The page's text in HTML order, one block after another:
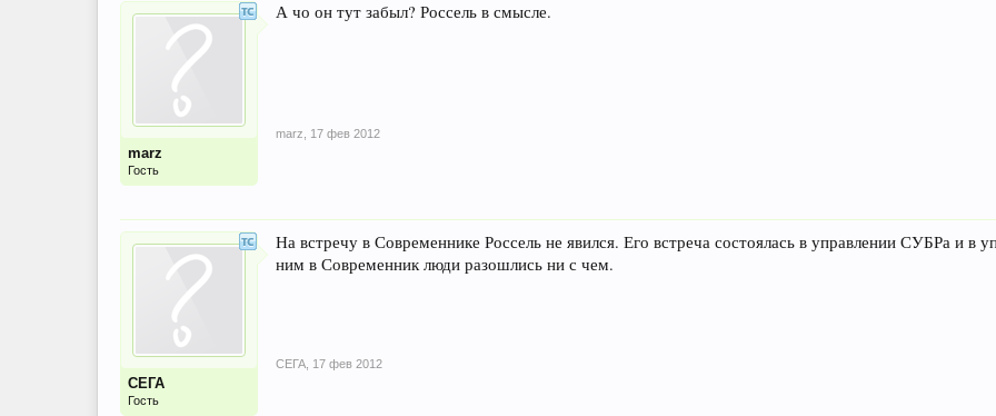
marz
Гость
А чо он тут забыл? Россель в смысле.
marz 17 фев 2012
СЕГА
Гость
На встречу в Современнике Россель не явился. Его встреча состоялась в управлении СУБРа и в
ним в Современник люди разошлись ни с чем.
СЕГА 17 фев 2012